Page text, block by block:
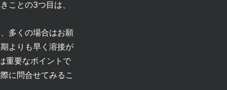
ことの3つ目は、
多くの場合はお願
よりも早く溶接が
重要なポイントで
に問合せてみるこ